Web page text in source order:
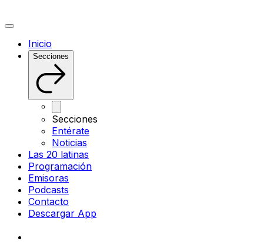
Inicio
Secciones
Secciones
Entérate
Noticias
Las 20 latinas
Programación
Emisoras
Podcasts
Contacto
Descargar App